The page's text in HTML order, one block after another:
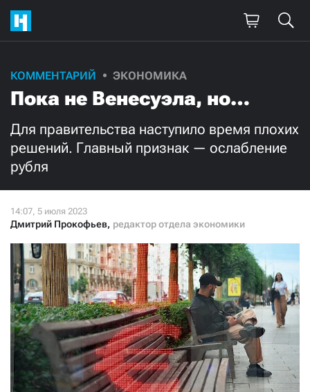
КОММЕНТАРИЙ ЭКОНОМИКА
Пока не Венесуэла, но…
Для правительства наступило время плохих
решений. Главный признак — ослабление
рубля
Дмитрий Прокофьев, редактор отдела экономики
Поддержите
нашу работу!
Ежемесячно Разово
Нажимая кнопку «Стать соучастником»,
я принимаю условия и подтверждаю свое гражданство РФ
СТАТЬ СОУЧАСТНИКОМ
ПОДЕЛИТЬСЯ С ДРУЗЬЯМИ
Если у вас есть вопросы, пишите donate@novayagazeta.ru или
звоните:
+7 (929) 612-03-68